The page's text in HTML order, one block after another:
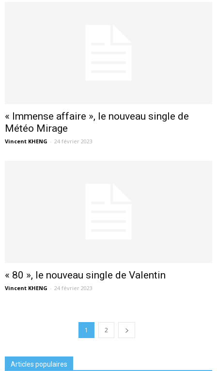
« Immense affaire », le nouveau single de
Météo Mirage
Vincent KHENG - 24 février 2023
« 80 », le nouveau single de Valentin
Vincent KHENG - 24 février 2023
1 2
Articles populaires